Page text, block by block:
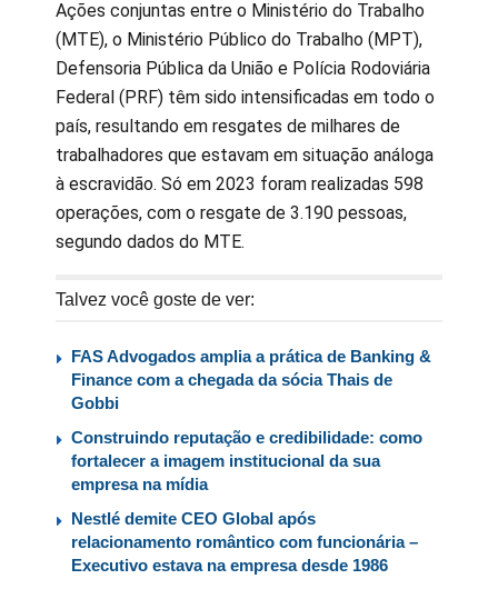
Ações conjuntas entre o Ministério do Trabalho
(MTE), o Ministério Público do Trabalho (MPT),
Defensoria Pública da União e Polícia Rodoviária
Federal (PRF) têm sido intensificadas em todo o
país, resultando em resgates de milhares de
trabalhadores que estavam em situação análoga
à escravidão. Só em 2023 foram realizadas 598
operações, com o resgate de 3.190 pessoas,
segundo dados do MTE.
Talvez você goste de ver:
FAS Advogados amplia a prática de Banking &
Finance com a chegada da sócia Thais de
Gobbi
Construindo reputação e credibilidade: como
fortalecer a imagem institucional da sua
empresa na mídia
Nestlé demite CEO Global após
relacionamento romântico com funcionária –
Executivo estava na empresa desde 1986